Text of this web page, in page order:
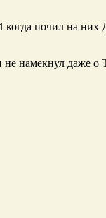
почил на них
намекнул даже о